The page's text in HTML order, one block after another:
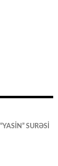
SURƏSİ